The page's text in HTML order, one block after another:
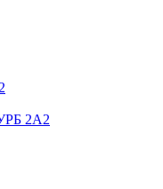
2А2